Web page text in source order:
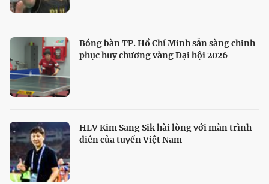
Bóng bàn TP. Hồ Chí Minh sẵn sàng chinh
phục huy chương vàng Đại hội 2026
HLV Kim Sang Sik hài lòng với màn trình
diễn của tuyển Việt Nam